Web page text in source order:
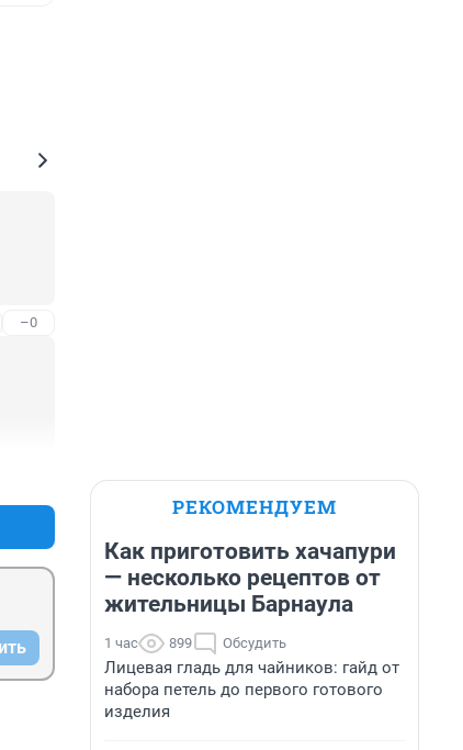
–0
РЕКОМЕНДУЕМ
Как приготовить хачапури
— несколько рецептов от
жительницы Барнаула
1 час 899 Обсудить
Лицевая гладь для чайников: гайд от
набора петель до первого готового
изделия